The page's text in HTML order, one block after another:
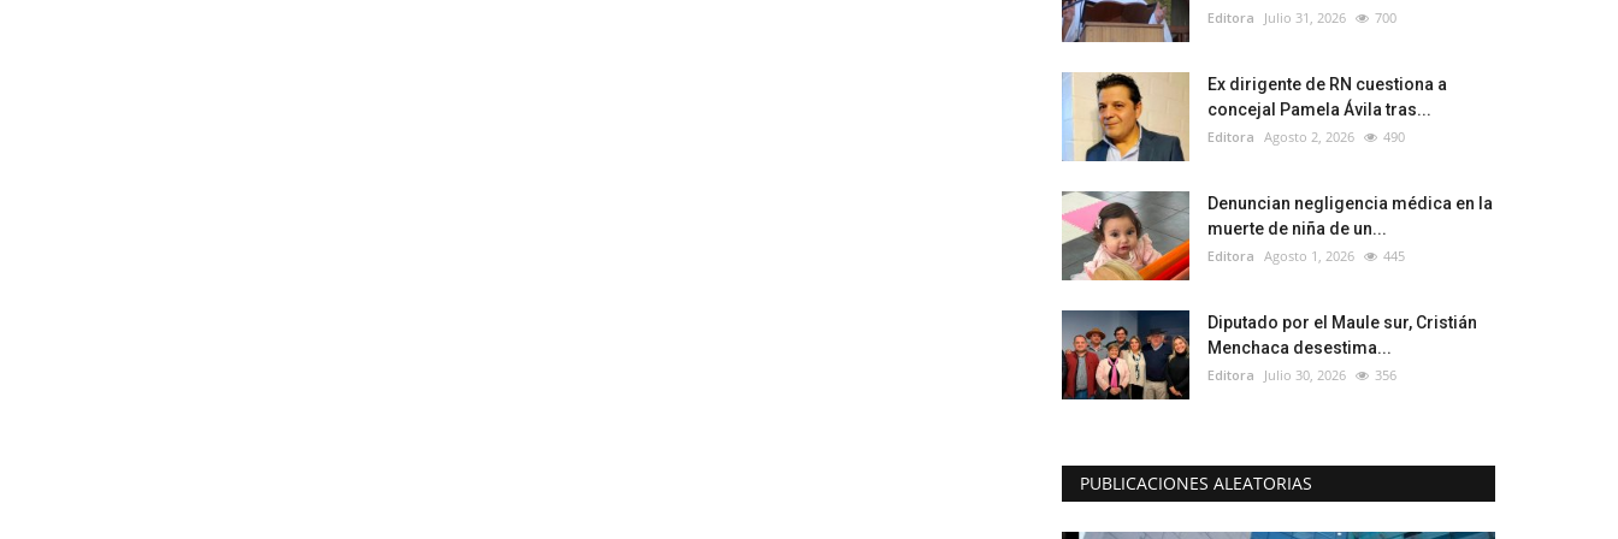
Editora Julio 31, 2026 700
Ex dirigente de RN cuestiona a
concejal Pamela Ávila tras...
Editora Agosto 2, 2026 490
Denuncian negligencia médica en la
muerte de niña de un...
Editora Agosto 1, 2026 445
Diputado por el Maule sur, Cristián
Menchaca desestima...
Editora Julio 30, 2026 356
PUBLICACIONES ALEATORIAS